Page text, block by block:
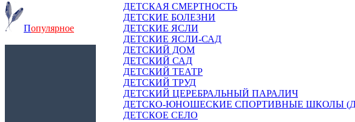
Популярное
ДЕТСКАЯ СМЕРТНОСТЬ
ДЕТСКИЕ БОЛЕЗНИ
ДЕТСКИЕ ЯСЛИ
ДЕТСКИЕ ЯСЛИ-САД
ДЕТСКИЙ ДОМ
ДЕТСКИЙ САД
ДЕТСКИЙ ТЕАТР
ДЕТСКИЙ ТРУД
ДЕТСКИЙ ЦЕРЕБРАЛЬНЫЙ ПАРАЛИЧ
ДЕТСКО-ЮНОШЕСКИЕ СПОРТИВНЫЕ ШКОЛЫ
ДЕТСКОЕ СЕЛО